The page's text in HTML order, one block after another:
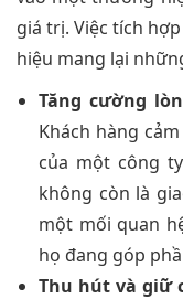
giá trị. Việc tích
hiệu mang lại
Tăng cường
Khách hàng
của một công
không còn là
một mối quan
họ đang góp
Thu hút và giữ